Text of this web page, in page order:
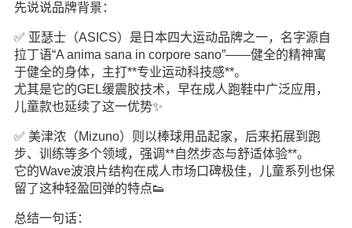
先说说品牌背景：
✅ 亚瑟士（ASICS）是日本四大运动品牌之一，名字源自
拉丁语“A anima sana in corpore sano”——健全的精神寓
于健全的身体，主打**专业运动科技感**。
尤其是它的GEL缓震胶技术，早在成人跑鞋中广泛应用，
儿童款也延续了这一优势✨
✅ 美津浓（Mizuno）则以棒球用品起家，后来拓展到跑
步、训练等多个领域，强调**自然步态与舒适体验**。
它的Wave波浪片结构在成人市场口碑极佳，儿童系列也保
留了这种轻盈回弹的特点👟
总结一句话：